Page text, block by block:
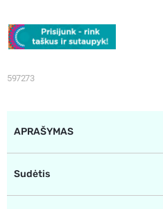
597273
APRAŠYMAS
Sudėtis